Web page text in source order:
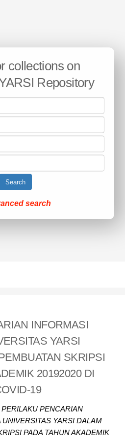
collections on
Repository
Search
search
INFORMASI
YARSI
SKRIPSI
20192020 DI
19
PERILAKU PENCARIAN
YARSI DALAM
PADA TAHUN AKADEMIK